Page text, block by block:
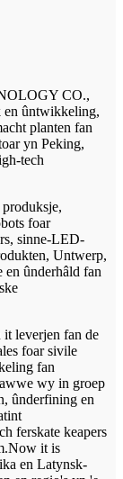
CO.,
en ûntwikkeling,
planten fan
yn Peking,
tech
foar
sinne-LED-
Untwerp,
ûnderhâld fan
leverjen fan de
foar sivile
fan
wy in groep
ûnderfining en
ferskate keapers
it is
en Latynsk-